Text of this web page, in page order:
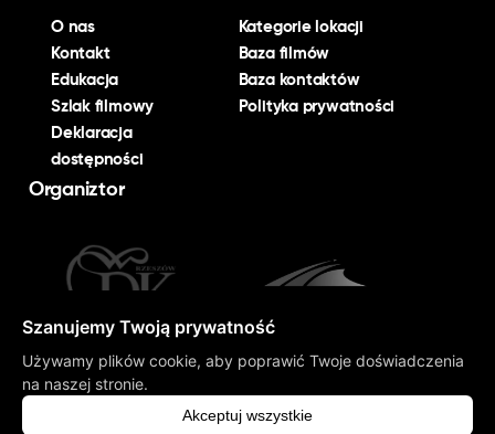
O nas
Kontakt
Edukacja
Szlak filmowy
Deklaracja
dostępności
Kategorie lokacji
Baza filmów
Baza kontaktów
Polityka prywatności
Organiztor